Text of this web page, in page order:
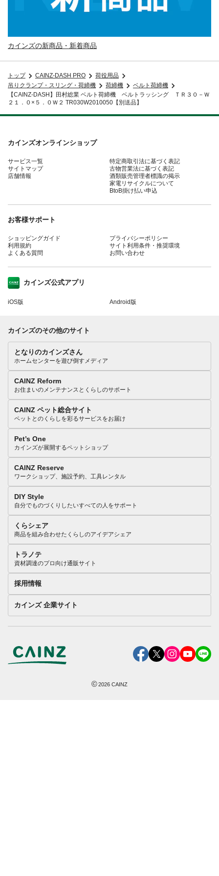
カインズの新商品・新着商品
トップ CAINZ-DASH PRO
荷役用品
吊りクランプ・スリング・荷締機
荷締機
ベルト荷締機
【CAINZ-DASH】田村総業 ベルト荷締機 ベルトラッシング ＴＲ３０－Ｗ
２１．０×５．０Ｗ２ TR030W2010050【別送品】
カインズオンラインショップ
サービス一覧
サイトマップ
店舗情報
特定商取引法に基づく表記
古物営業法に基づく表記
酒類販売管理者標識の掲示
家電リサイクルについて
BtoB掛け払い申込
お客様サポート
ショッピングガイド
利用規約
よくある質問
プライバシーポリシー
サイト利用条件・推奨環境
お問い合わせ
カインズ公式アプリ
iOS版 Android版
カインズのその他のサイト
となりのカインズさん
ホームセンターを遊び倒すメディア
CAINZ Reform
お住まいのメンテナンスとくらしのサポート
CAINZ ペット総合サイト
ペットとのくらしを彩るサービスをお届け
Pet’s One
カインズが展開するペットショップ
CAINZ Reserve
ワークショップ、施設予約、工具レンタル
DIY Style
自分でものづくりしたいすべての人をサポート
くらシェア
商品を組み合わせたくらしのアイデアシェア
トラノテ
資材調達のプロ向け通販サイト
採用情報
カインズ 企業サイト
©2026 CAINZ